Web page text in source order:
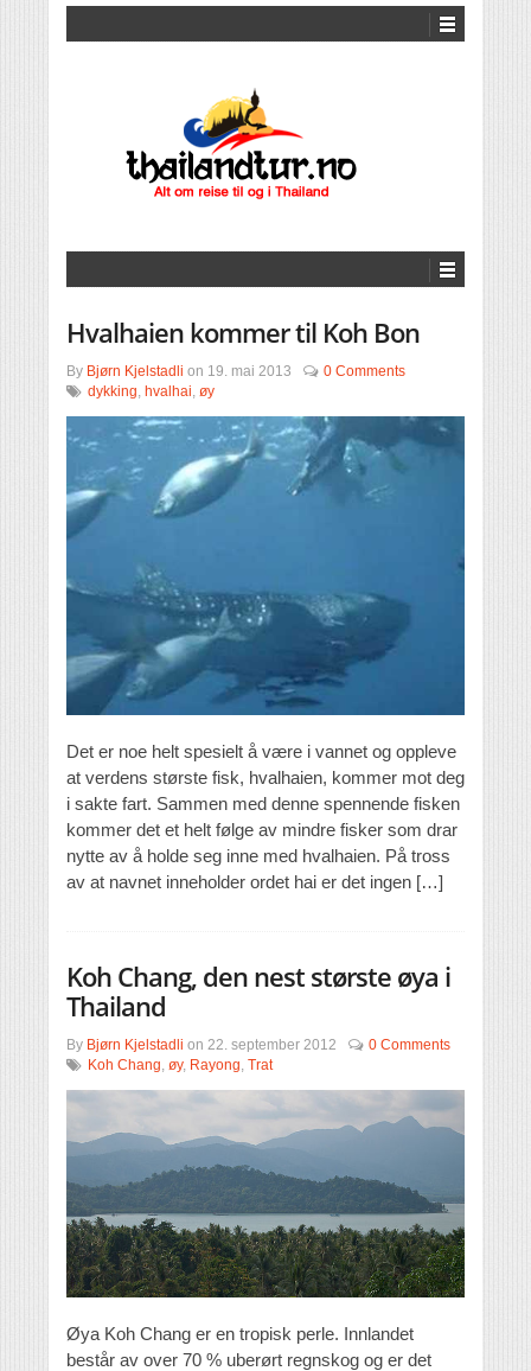
Hvalhaien kommer til Koh Bon
By Bjørn Kjelstadli on 19. mai 2013
0 Comments
dykking, hvalhai, øy
Det er noe helt spesielt å være i vannet og oppleve
at verdens største fisk, hvalhaien, kommer mot deg
i sakte fart. Sammen med denne spennende fisken
kommer det et helt følge av mindre fisker som drar
nytte av å holde seg inne med hvalhaien. På tross
av at navnet inneholder ordet hai er det ingen […]
Koh Chang, den nest største øya i
Thailand
By Bjørn Kjelstadli on 22. september 2012
0 Comments
Koh Chang, øy, Rayong, Trat
Øya Koh Chang er en tropisk perle. Innlandet
består av over 70 % uberørt regnskog og er det